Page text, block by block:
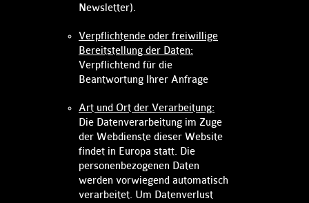
Newsletter).
Verpflichtende oder freiwillige
Bereitstellung der Daten​:
Verpflichtend für die
Beantwortung Ihrer Anfrage
Art und Ort der Verarbeitung:
Die Datenverarbeitung im Zuge
der Webdienste dieser Website
findet in Europa statt. Die
personenbezogenen Daten
werden vorwiegend automatisch
verarbeitet. Um Datenverlust